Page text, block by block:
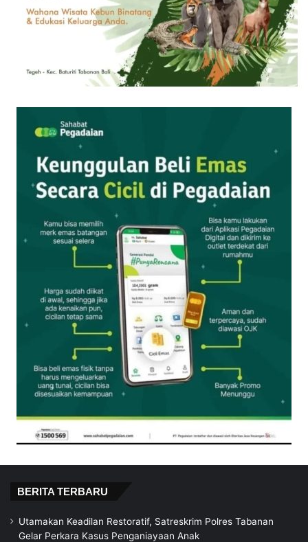
BERITA TERBARU
Utamakan Keadilan Restoratif, Satreskrim Polres Tabanan
Gelar Perkara Kasus Penganiayaan Anak